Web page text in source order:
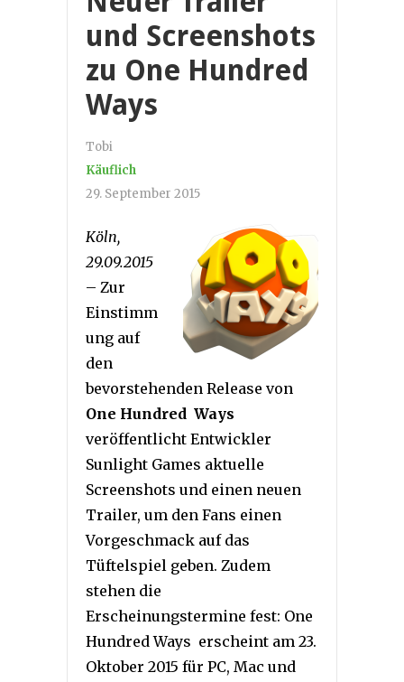
und Screenshots
zu One Hundred
Ways
Tobi
Käuflich
29. September 2015
Köln,
29.09.2015
– Zur
Einstimm
ung auf
den
bevorstehenden Release von
One Hundred Ways
veröffentlicht Entwickler
Sunlight Games aktuelle
Screenshots und einen neuen
Trailer, um den Fans einen
Vorgeschmack auf das
Tüftelspiel geben. Zudem
stehen die
Erscheinungstermine fest: One
Hundred Ways erscheint am 23.
Oktober 2015 für PC, Mac und